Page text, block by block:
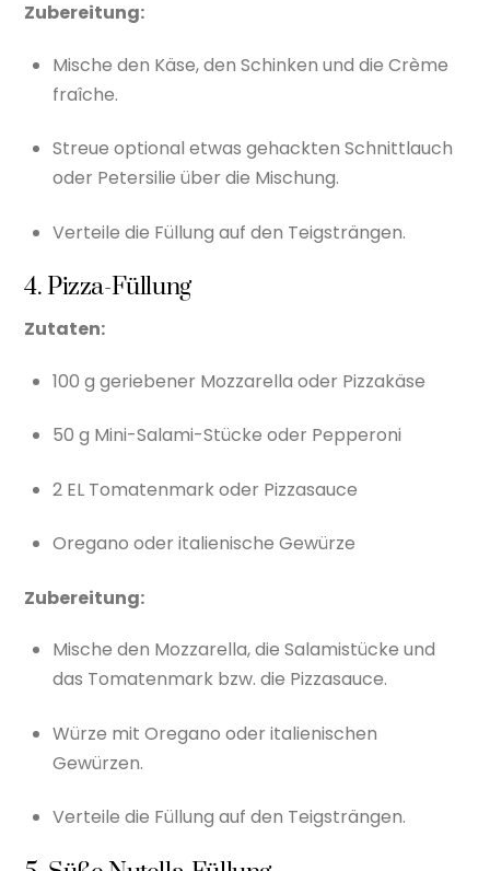
Zubereitung:
Mische den Käse, den Schinken und die Crème
fraîche.
Streue optional etwas gehackten Schnittlauch
oder Petersilie über die Mischung.
Verteile die Füllung auf den Teigsträngen.
4. Pizza-Füllung
Zutaten:
100 g geriebener Mozzarella oder Pizzakäse
50 g Mini-Salami-Stücke oder Pepperoni
2 EL Tomatenmark oder Pizzasauce
Oregano oder italienische Gewürze
Zubereitung:
Mische den Mozzarella, die Salamistücke und
das Tomatenmark bzw. die Pizzasauce.
Würze mit Oregano oder italienischen
Gewürzen.
Verteile die Füllung auf den Teigsträngen.